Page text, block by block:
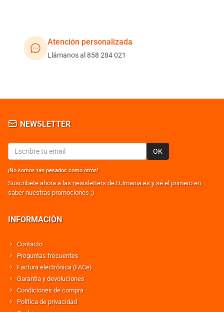
Atención personalizada
Llámanos al 858 284 021
NEWSLETTER
OK
¡No somos tan pesados como otros!
Suscribete ahora a las newsletters de DJmania.es y sé el primero en
saber nuestras promociones ;)
INFORMACIÓN
Contacto
Preguntas frecuentes
Factura electrónica (FACe)
Garantía y devoluciones
Condiciones de compra
Política de privacidad